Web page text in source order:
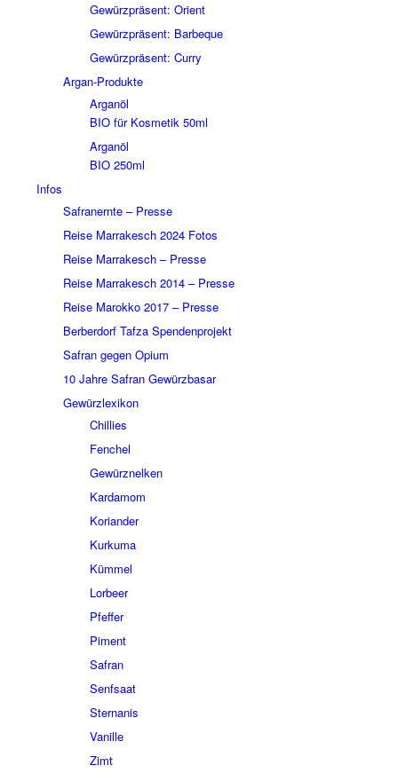
Gewürzpräsent: Orient
Gewürzpräsent: Barbeque
Gewürzpräsent: Curry
Argan-Produkte
Arganöl
BIO für Kosmetik 50ml
Arganöl
BIO 250ml
Infos
Safranernte – Presse
Reise Marrakesch 2024 Fotos
Reise Marrakesch – Presse
Reise Marrakesch 2014 – Presse
Reise Marokko 2017 – Presse
Berberdorf Tafza Spendenprojekt
Safran gegen Opium
10 Jahre Safran Gewürzbasar
Gewürzlexikon
Chillies
Fenchel
Gewürznelken
Kardamom
Koriander
Kurkuma
Kümmel
Lorbeer
Pfeffer
Piment
Safran
Senfsaat
Sternanis
Vanille
Zimt